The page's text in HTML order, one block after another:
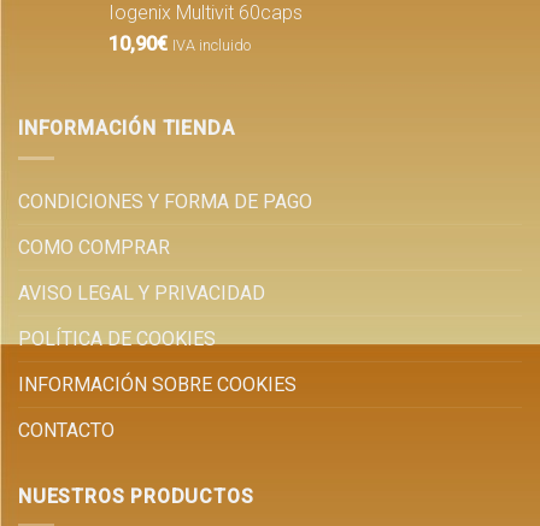
Iogenix Multivit 60caps
10,90€ IVA incluido
INFORMACIÓN TIENDA
CONDICIONES Y FORMA DE PAGO
COMO COMPRAR
AVISO LEGAL Y PRIVACIDAD
POLÍTICA DE COOKIES
INFORMACIÓN SOBRE COOKIES
CONTACTO
NUESTROS PRODUCTOS